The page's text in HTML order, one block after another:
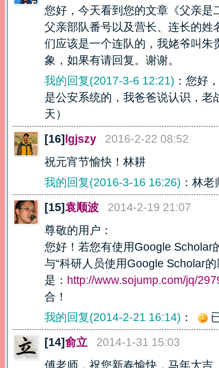
您好，今天看到您的文章《父亲
父亲部队番号以及营长、连长的
们应该是一个连队的，我姥爷叫朱
象，如果有请回复。谢谢。
我的回复(2017-3-6 12:21) ：您好
是公安系统的，我爸爸说认识，
天）
[16]lgjszy
2016-2-22 08:52
祝元宵节愉快！林耕
我的回复(2016-3-16 16:26) ：林
[15]袁顺波
2014-2-19 21:07
尊敬的用户：
您好！若您有使用Google Scholar
与“科研人员使用Google Scholar
是： http://www.sojump.com/jq/
合！
我的回复(2014-2-21 16:14) ：
[14]俞立
2014-1-31 15:03
傅老师，祝您新春愉快，马年大吉